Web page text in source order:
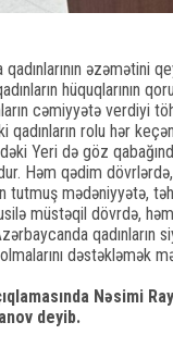
qadınlarının əzəmətini
hüquqlarının
cəmiyyətə verdiyi
rolu hər
Yeri də göz
Həm qədim
tutmuş mədəniyyətə,
müstəqil dövrdə,
qadınların
dəstəkləmək
Nəsimi
deyib.